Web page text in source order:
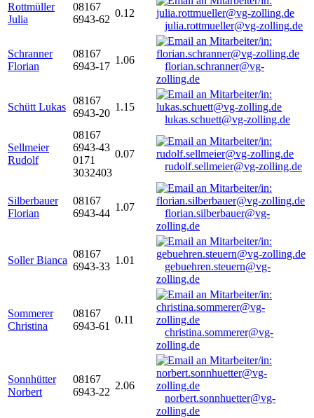
Rottmüller
Julia
08167
6943-62
0.12
julia.rottmueller@vg-zolling.de
Schranner
Florian
08167
6943-17
1.06
florian.schranner@vg-
zolling.de
Schütt Lukas
08167
6943-20
1.15
lukas.schuett@vg-zolling.de
Sellmeier
Rudolf
08167
6943-43
0171
3032403
0.07
rudolf.sellmeier@vg-zolling.de
Silberbauer
Florian
08167
6943-44
1.07
florian.silberbauer@vg-
zolling.de
Soller Bianca
08167
6943-33
1.01
gebuehren.steuern@vg-
zolling.de
Sommerer
Christina
08167
6943-61
0.11
christina.sommerer@vg-
zolling.de
Sonnhütter
Norbert
08167
6943-22
2.06
norbert.sonnhuetter@vg-
zolling.de